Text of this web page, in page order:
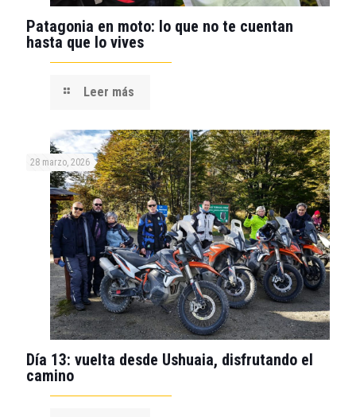
Patagonia en moto: lo que no te cuentan
hasta que lo vives
Leer más
28 marzo, 2026
Día 13: vuelta desde Ushuaia, disfrutando el
camino